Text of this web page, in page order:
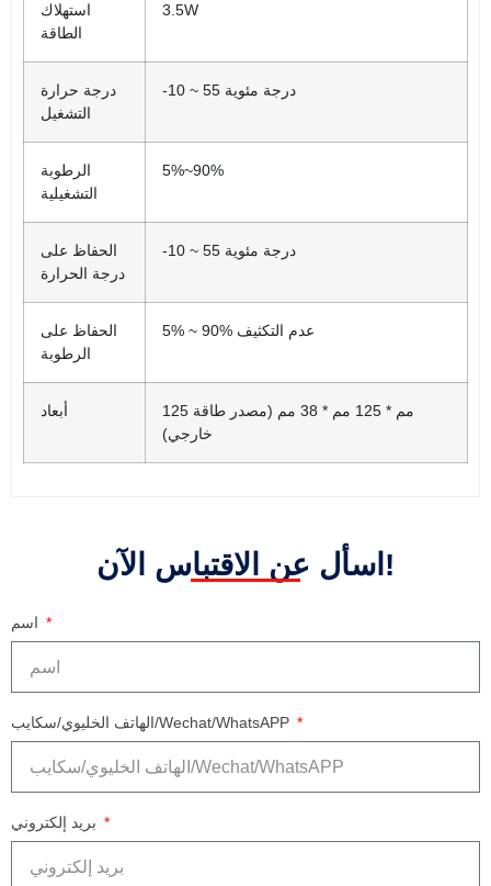
استهلاك
الطاقة
3.5W
درجة حرارة
التشغيل
-10 ~ 55 درجة مئوية
الرطوبة
التشغيلية
5%~90%
الحفاظ على
درجة الحرارة
-10 ~ 55 درجة مئوية
الحفاظ على
الرطوبة
5% ~ 90% عدم التكثيف
أبعاد
125 مم * 125 مم * 38 مم (مصدر طاقة
خارجي)
اسأل عن الاقتباس الآن!
الهاتف الخليوي/سكايب/Wechat/WhatsAPP